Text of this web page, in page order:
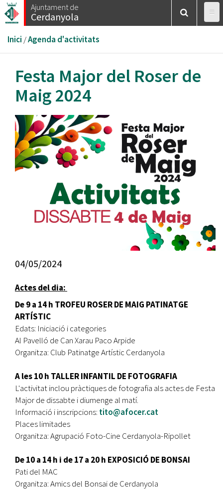
Vés
al
Ajuntament de
Cerdanyola
Esteu
aquí
Inici /Agenda d'activitats
Festa Major del Roser de
Maig 2024
04/05/2024
Actes del dia:
De 9 a 14 h TROFEU ROSER DE MAIG PATINATGE
ARTÍSTIC
Edats: Iniciació i categories
Al Pavelló de Can Xarau Paco Arpide
Organitza: Club Patinatge Artístic Cerdanyola
A les 10 h TALLER INFANTIL DE FOTOGRAFIA
L'activitat inclou pràctiques de fotografia als actes de Festa
Major de dissabte i diumenge al matí.
Informació i inscripcions: tito@afocer.cat
Places limitades
Organitza: Agrupació Foto-Cine Cerdanyola-Ripollet
De 10 a 14 h i de 17 a 20 h EXPOSICIÓ DE BONSAI
Pati del MAC
Organitza: Amics del Bonsai de Cerdanyola